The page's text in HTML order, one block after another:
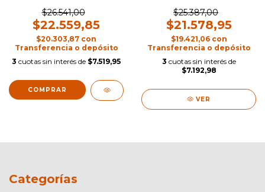
$26.541,00
$22.559,85
$20.303,87 con
Transferencia o depósito
3 cuotas sin interés de $7.519,95
$25.387,00
$21.578,95
$19.421,06 con
Transferencia o depósito
3 cuotas sin interés de
$7.192,98
VER
Categorías